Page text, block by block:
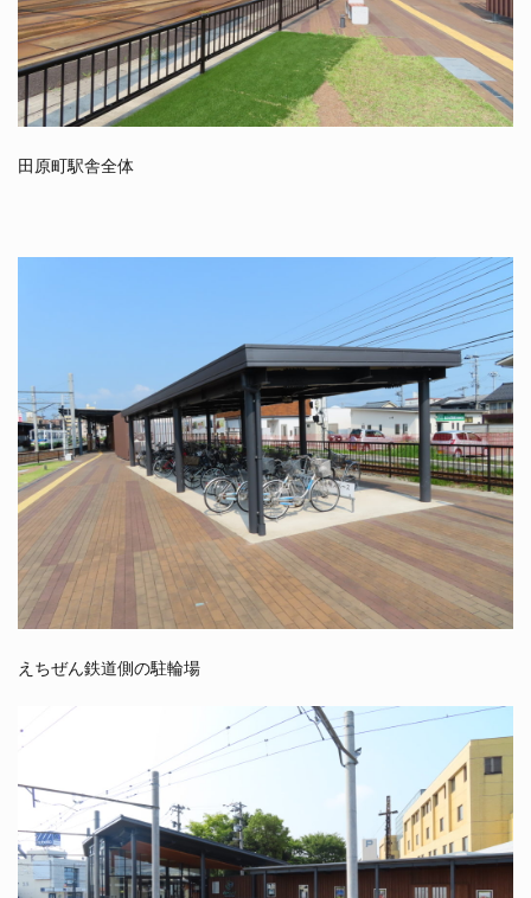
田原町駅舎全体
えちぜん鉄道側の駐輪場